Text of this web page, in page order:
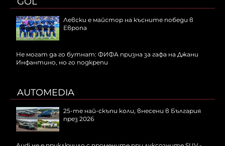
Левски е майстор на късните победи в
Европа
Не могат да го бутнат: ФИФА призна за гафа на Джани
Инфантино, но го подкрепи
AUTOMEDIA
25-те най-скъпи коли, внесени в България
през 2026